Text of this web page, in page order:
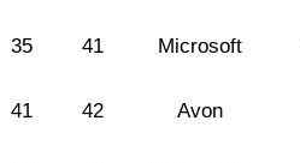
35 41 Microsoft
41 42 Avon